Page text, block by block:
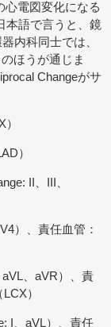
心電図変化になる
本語で言うと、鏡
内科同士では、
ほうが通じま
Changeがサ
）
II、III、
）、責任血管：
aVL、aVR）、責
）
I、aVL）、責任